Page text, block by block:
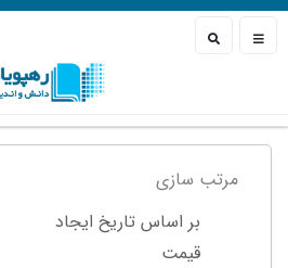
مرتب سازی
بر اساس تاریخ ایجاد
قیمت